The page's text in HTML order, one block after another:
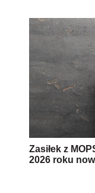
Zasiłek z
2026 roku